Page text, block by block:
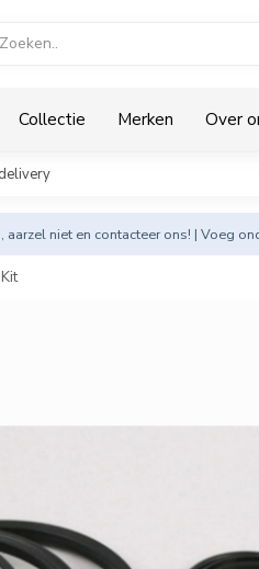
Collectie Merken Over
aarzel niet en contacteer ons! | Voeg